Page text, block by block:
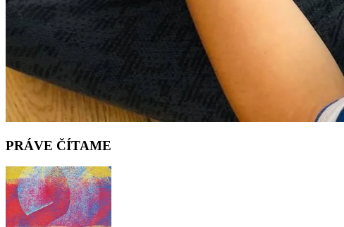
PRÁVE ČÍTAME